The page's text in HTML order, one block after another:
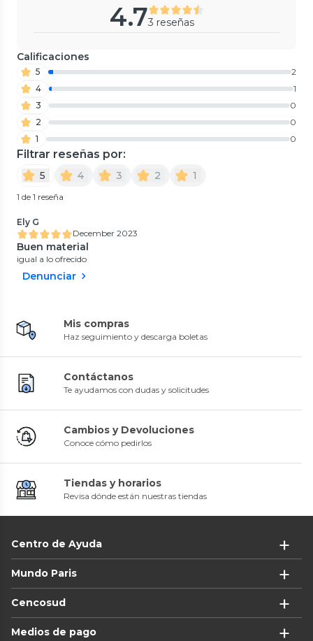
4.73 reseñas
Calificaciones
5
2
4
1
3
0
2
0
1
0
Filtrar reseñas por:
5 4 3 2 1
1 de 1 reseña
Ely G
December 2023
Buen material
igual a lo ofrecido
Denunciar
Mis compras
Haz seguimiento y descarga boletas
Contáctanos
Te ayudamos con dudas y solicitudes
Cambios y Devoluciones
Conoce cómo pedirlos
Tiendas y horarios
Revisa dónde están nuestras tiendas
Centro de Ayuda
Mundo Paris
Cencosud
Medios de pago